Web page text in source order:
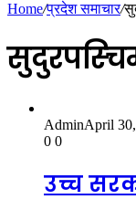
Home/प्रदेश समाचार/
AdminApril
0 0
उच्च